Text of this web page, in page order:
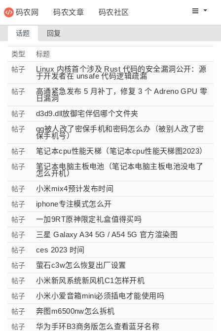
码农网 码农文章 码农社区 码农网
话题 回复
类型
标题
帖子
Linux 内核首个涉及 Rust 代码的安全漏洞公开：源
于开发者在 unsafe 代码逻辑疏漏
帖子
高通紧急发布 5 月补丁，修复 3 个 Adreno GPU 零
日漏洞
帖子 d3d9.dll放御宅伴侣哪个文件夹
帖子
qq被人改了密保手机和密码怎么办（被别人改了密
保手机号）
帖子 笔记本cpu性能天梯（笔记本cpu性能天梯图2023）
帖子
笔记本电脑主板电池（笔记本电脑主板电池没电了
怎么开机）
帖子 小米mix4预计发布时间
帖子 iphone专注模式怎么开
帖子 一加9RT原神限定礼盒值得买吗
帖子 三星 Galaxy A34 5G / A54 5G 官方渲染图
帖子 ces 2023 时间
帖子 萤石c3w怎么恢复出厂设置
帖子 小米新风系统新风机C1怎样开机
帖子 小米小爱音箱mini必须插电才能使用吗
帖子 奔图m6500nw怎么拆机
帖子 华为手环B3商务版怎么查看蓝牙名称